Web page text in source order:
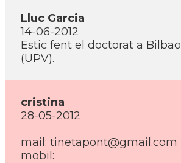
Lluc Garcia
14-06-2012
Estic fent el doctorat a Bilbao
(UPV).
cristina
28-05-2012
mail: tinetapont@gmail.com
mobil: